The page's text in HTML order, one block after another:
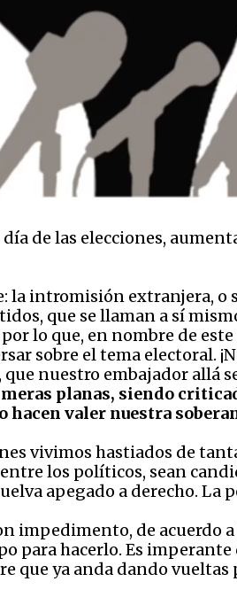
de las elecciones,
la intromisión extranjera, o
que se llaman a sí
lo que, en nombre de
sobre el tema
nuestro embajador allá
planas, siendo
hacen valer nuestra
vivimos hastiados de
los políticos, sean
apegado a derecho.
impedimento, de acuerdo
para hacerlo. Es
que ya anda dando vueltas